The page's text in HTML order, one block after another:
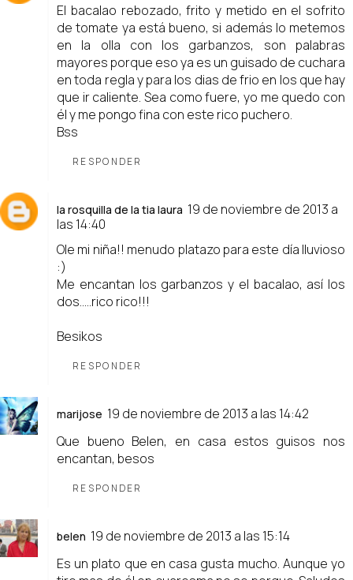
El bacalao rebozado, frito y metido en el sofrito
de tomate ya está bueno, si además lo metemos
en la olla con los garbanzos, son palabras
mayores porque eso ya es un guisado de cuchara
en toda regla y para los dias de frio en los que hay
que ir caliente. Sea como fuere, yo me quedo con
él y me pongo fina con este rico puchero.
Bss
RESPONDER
la rosquilla de la tia laura 19 de noviembre de 2013 a
las 14:40
Ole mi niña!! menudo platazo para este día lluvioso
:)
Me encantan los garbanzos y el bacalao, así los
dos.....rico rico!!!
Besikos
RESPONDER
marijose 19 de noviembre de 2013 a las 14:42
Que bueno Belen, en casa estos guisos nos
encantan, besos
RESPONDER
belen 19 de noviembre de 2013 a las 15:14
Es un plato que en casa gusta mucho. Aunque yo